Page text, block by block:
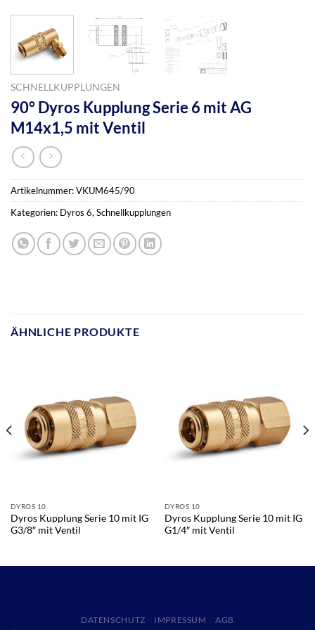
SCHNELLKUPPLUNGEN
90° Dyros Kupplung Serie 6 mit AG
M14x1,5 mit Ventil
Artikelnummer:VKUM645/90
Kategorien: Dyros 6,Schnellkupplungen
ÄHNLICHE PRODUKTE
DYROS 10
Dyros Kupplung Serie 10 mit IG
G3/8″ mit Ventil
DYROS 10
Dyros Kupplung Serie 10 mit IG
G1/4″ mit Ventil
DATENSCHUTZ IMPRESSUM AGB